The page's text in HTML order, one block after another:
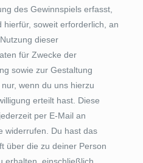
des Gewinnspiels erfasst,
hierfür, soweit erforderlich, an
dieser
für Zwecke der
sowie zur Gestaltung
wenn du uns hierzu
erteilt hast. Diese
per E-Mail an
widerrufen. Du hast das
über die zu deiner Person